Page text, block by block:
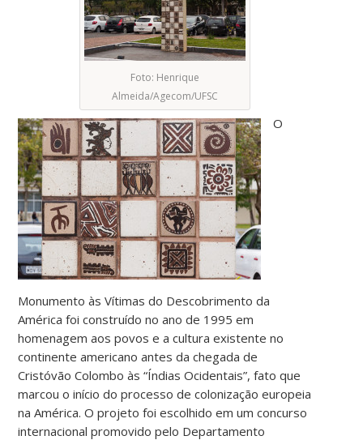
Foto: Henrique
Almeida/Agecom/UFSC
O
Monumento às Vítimas do Descobrimento da
América foi construído no ano de 1995 em
homenagem aos povos e a cultura existente no
continente americano antes da chegada de
Cristóvão Colombo às “Índias Ocidentais”, fato que
marcou o início do processo de colonização europeia
na América. O projeto foi escolhido em um concurso
internacional promovido pelo Departamento